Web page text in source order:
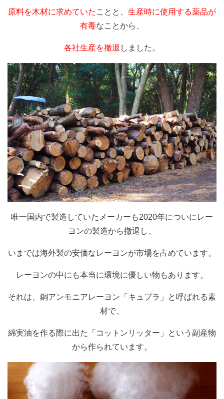
原料を木材に求めていた ことと、 生産時に使用する薬品が
有毒なことから、
各社生産を撤退 しました。
唯一国内で製造していたメーカーも2020年についにレー
ヨンの製造から撤退し、
いまでは海外製の安価なレーヨンが市場を占めています。
レーヨンの中にも本当に環境に優しい物もあります。
それは、銅アンモニアレーヨン「キュプラ」と呼ばれる素
材で、
綿実油を作る際に出た「コットンリッター」という副産物
から作られています。